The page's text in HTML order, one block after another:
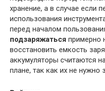
хранение, а в случае если
использования
перед началом
подзаряжаться примерно
восстановить емкость
аккумуляторы считаются
плане, так как их не нужно